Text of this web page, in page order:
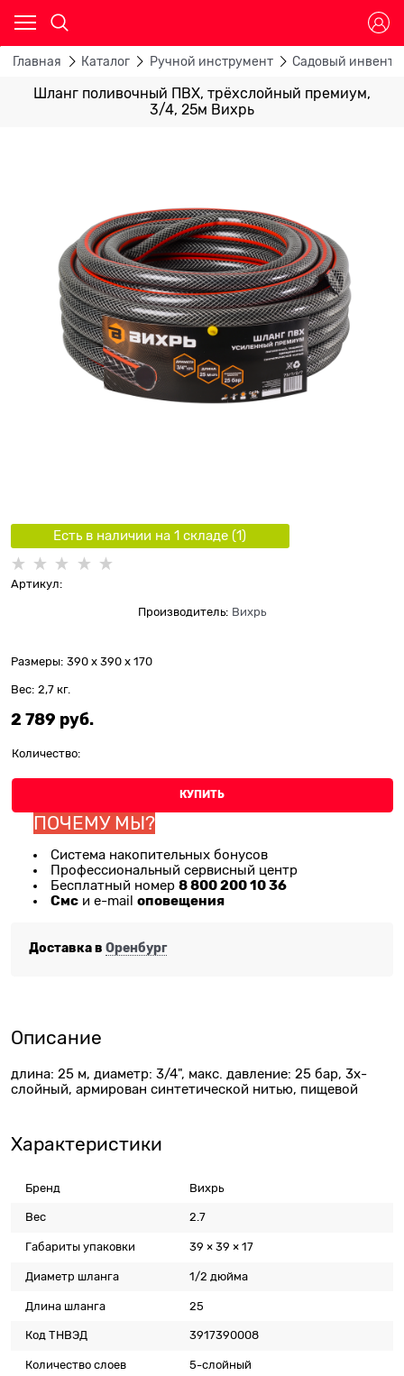
Главная Каталог Ручной инструмент Садовый
Шланг поливочный ПВХ, трёхслойный премиум,
3/4, 25м Вихрь
Есть в наличии на 1 складe (1)
Артикул:
Производитель: Вихрь
Размеры: 390 x 390 x 170
Вес: 2,7 кг.
2 789 руб.
Количество:
КУПИТЬ
ПОЧЕМУ МЫ?
Система накопительных бонусов
Профессиональный сервисный центр
Бесплатный номер 8 800 200 10 36
Смс и e-mail оповещения
Доставка в Оренбург
Описание
длина: 25 м, диаметр: 3/4", макс. давление: 25 бар, 3х-
слойный, армирован синтетической нитью, пищевой
Характеристики
Бренд Вихрь
Вес 2.7
Габариты упаковки 39 × 39 × 17
Диаметр шланга 1/2 дюйма
Длина шланга 25
Код ТНВЭД 3917390008
Количество слоев 5-слойный